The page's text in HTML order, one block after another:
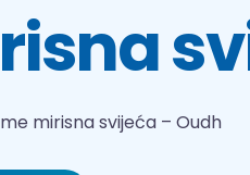
mirisna svijeća – Oudh